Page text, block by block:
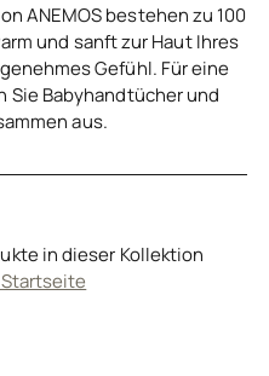
ANEMOS bestehen zu 100
und sanft zur Haut Ihres
Gefühl. Für eine
Sie Babyhandtücher und
aus.
in dieser Kollektion